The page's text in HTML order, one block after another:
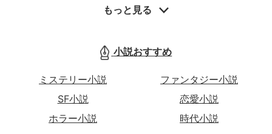
もっと見る
小説おすすめ
ミステリー小説
ファンタジー小説
SF小説
恋愛小説
ホラー小説
時代小説